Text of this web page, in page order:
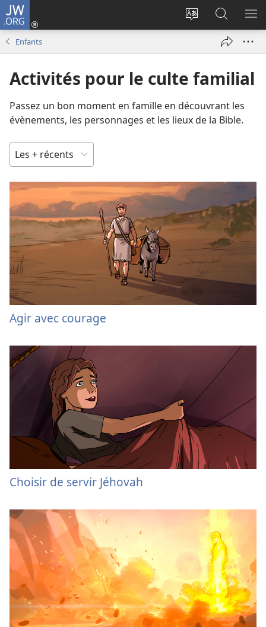
JW.ORG
Changer
langue
site
Se
connecter
fenêtre)
sur
JW.ORG
Enfants
Activités pour le culte familial
Passez un bon moment en famille en découvrant les
évènements, les personnages et les lieux de la Bible.
TRIER
Agir avec courage
Choisir de servir Jéhovah